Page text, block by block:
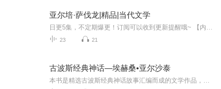
亚尔培·萨伐龙|精品|当代文学
23 21
古波斯经典神话—埃赫桑•亚尔沙泰